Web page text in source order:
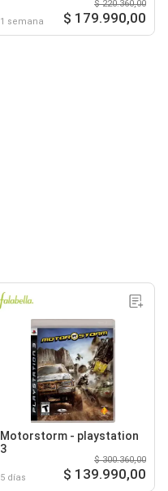
1 semana
$ 220.360,00
$ 179.990,00
Motorstorm - playstation
3
5 días
$ 300.360,00
$ 139.990,00